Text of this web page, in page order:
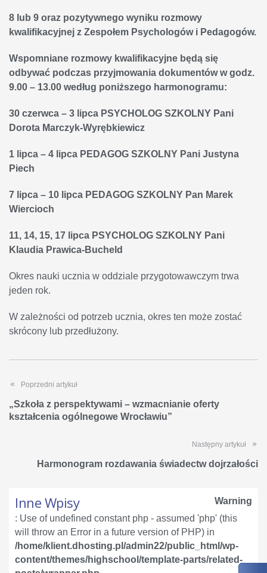
8 lub 9 oraz pozytywnego wyniku rozmowy
kwalifikacyjnej z Zespołem Psychologów i Pedagogów.
Wspomniane rozmowy kwalifikacyjne będą się
odbywać podczas przyjmowania dokumentów w godz.
9.00 – 13.00 według poniższego harmonogramu:
30 czerwca – 3 lipca PSYCHOLOG SZKOLNY Pani
Dorota Marczyk-Wyrębkiewicz
1 lipca – 4 lipca PEDAGOG SZKOLNY Pani Justyna
Piech
7 lipca – 10 lipca PEDAGOG SZKOLNY Pan Marek
Wiercioch
11, 14, 15, 17 lipca PSYCHOLOG SZKOLNY Pani
Klaudia Prawica-Bucheld
Okres nauki ucznia w oddziale przygotowawczym trwa
jeden rok.
W zależności od potrzeb ucznia, okres ten może zostać
skrócony lub przedłużony.
Poprzedni artykuł
„Szkoła z perspektywami – wzmacnianie oferty
kształcenia ogólnegowe Wrocławiu”
Następny artykuł
Harmonogram rozdawania świadectw dojrzałości
Inne Wpisy
Warning
: Use of undefined constant php - assumed 'php' (this
will throw an Error in a future version of PHP) in
/home/klient.dhosting.pl/admin22/public_html/wp-
content/themes/highschool/template-parts/related-